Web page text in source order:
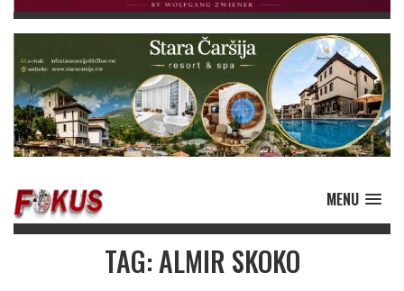
MENU
TAG: ALMIR SKOKO